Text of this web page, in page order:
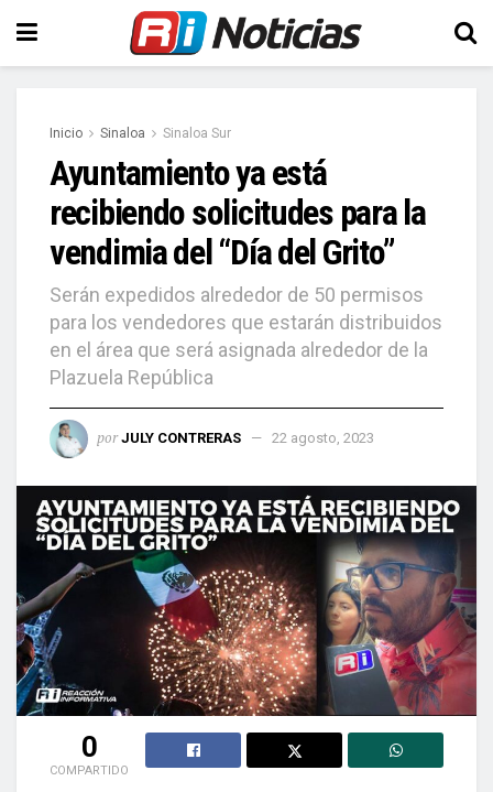
Inicio Sinaloa Sinaloa Sur
Ayuntamiento ya está
recibiendo solicitudes para la
vendimia del “Día del Grito”
Serán expedidos alrededor de 50 permisos
para los vendedores que estarán distribuidos
en el área que será asignada alrededor de la
Plazuela República
por JULY CONTRERAS 22 agosto, 2023
0
COMPARTIDO